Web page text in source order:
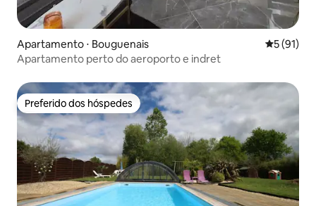
Apartamento ⋅ Bouguenais 5 de uma
5 (91)
Apartamento perto do aeroporto e indret
Preferido dos hóspedes
Preferido dos hóspedes